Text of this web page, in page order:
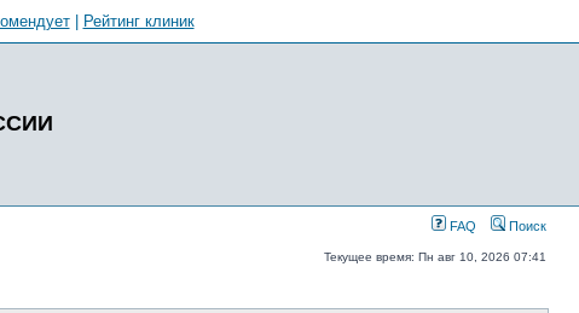
| Рейтинг клиник
FAQ Поиск
Текущее время: Пн авг 10, 2026 07:41